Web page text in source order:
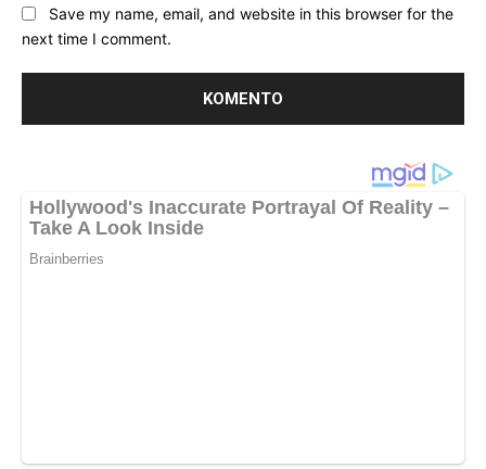
Save my name, email, and website in this browser for the
next time I comment.